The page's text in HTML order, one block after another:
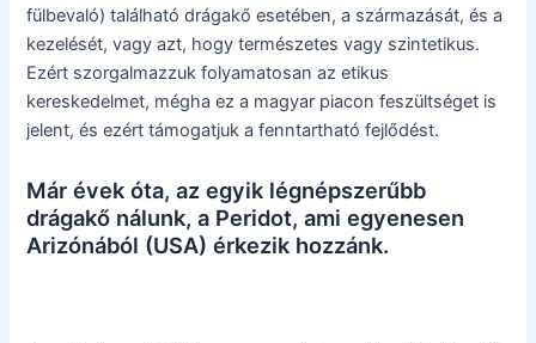
fülbevaló) található drágakő esetében, a származását, és a
kezelését, vagy azt, hogy természetes vagy szintetikus.
Ezért szorgalmazzuk folyamatosan az etikus
kereskedelmet, mégha ez a magyar piacon feszültséget is
jelent, és ezért támogatjuk a fenntartható fejlődést.
Már évek óta, az egyik légnépszerűbb
drágakő nálunk, a Peridot, ami egyenesen
Arizónából (USA) érkezik hozzánk.